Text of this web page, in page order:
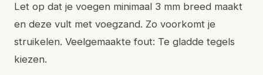
Let op dat je voegen minimaal 3 mm breed maakt
en deze vult met voegzand. Zo voorkomt je
struikelen. Veelgemaakte fout: Te gladde tegels
kiezen.